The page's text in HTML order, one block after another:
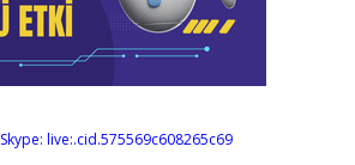
Skype: live:.cid.575569c608265c69